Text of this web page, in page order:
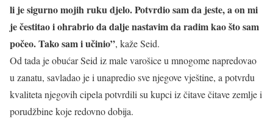
li je sigurno mojih ruku djelo. Potvrdio sam da jeste, a on mi
je čestitao i ohrabrio da dalje nastavim da radim kao što sam
počeo. Tako sam i učinio”, kaže Seid.
Od tada je obućar Seid iz male varošice u mnogome napredovao
u zanatu, savladao je i unapredio sve njegove vještine, a potvrdu
kvaliteta njegovih cipela potvrdili su kupci iz čitave čitave zemlje i
porudžbine koje redovno dobija.